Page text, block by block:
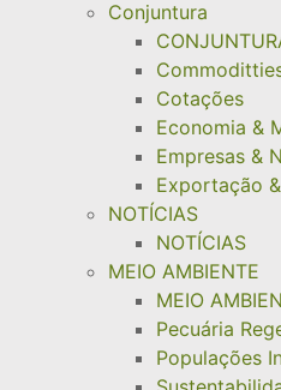
Conjuntura
Cotações
Economia &
Empresas &
Exportação
NOTÍCIAS
NOTÍCIAS
MEIO AMBIENTE
MEIO
Pecuária
Populações